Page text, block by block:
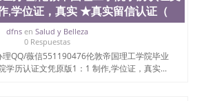
国外文凭回国认证QQ微信
凭办理QQ微信551190476法国留学
551190476 国外烫金照片QQ微信
凭在中国有用吗QQ微信551190476
QQ微信551190476爱尔兰留学回国
国外硕士文凭办理QQ微信
,学位证，真实 ★真实留信认证（
dfnsen Salud y Belleza
0 Respuestas
QQ/薇信551190476伦敦帝国理工学院毕业
学历认证文凭原版1：1 制作,学位证，真实...